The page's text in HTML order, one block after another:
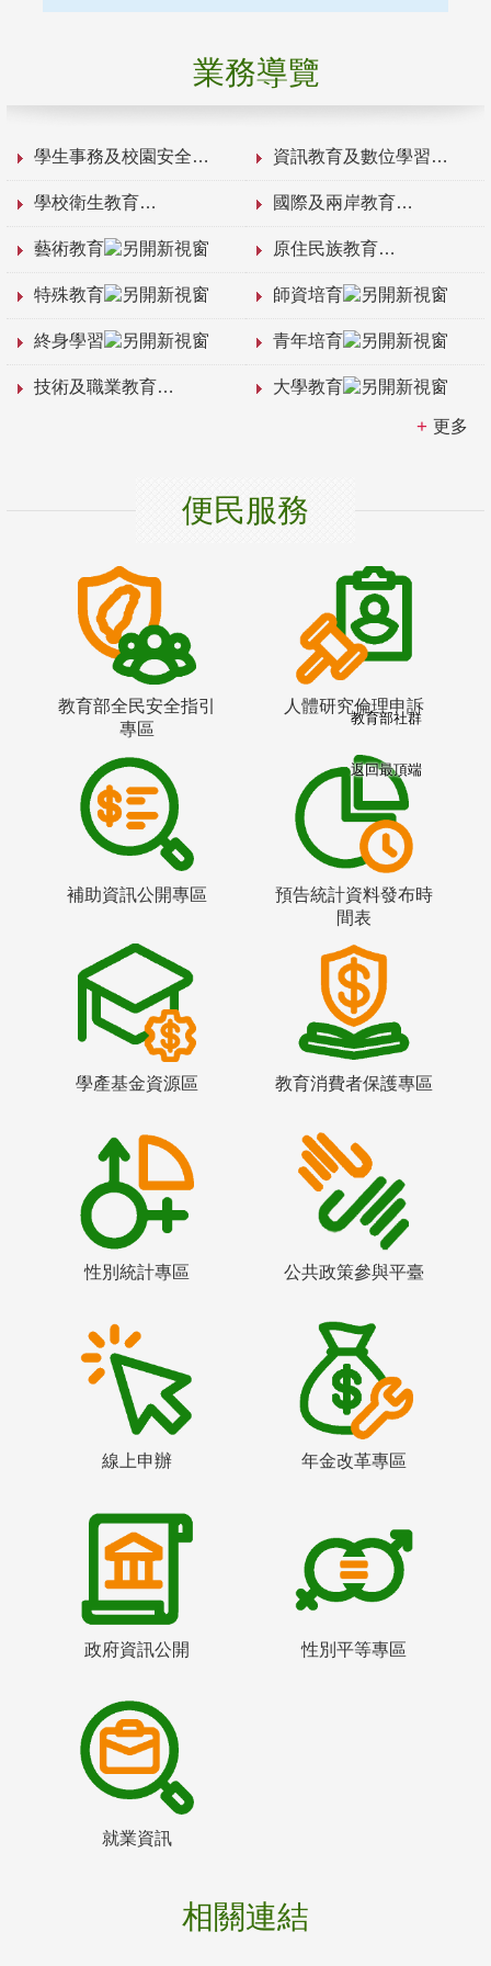
業務導覽
學生事務及校園安全 資訊教育及數位學習
學校衛生教育 國際及兩岸教育
藝術教育 原住民族教育
特殊教育 師資培育
終身學習 青年培育
技術及職業教育 大學教育
更多
便民服務
教育部全民安全指引
專區
人體研究倫理申訴
補助資訊公開專區
預告統計資料發布時
間表
學產基金資源區 教育消費者保護專區
性別統計專區 公共政策參與平臺
線上申辦 年金改革專區
政府資訊公開 性別平等專區
就業資訊
相關連結
教育部社群
返回最頂端